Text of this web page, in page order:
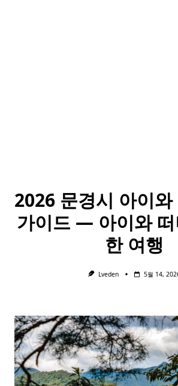
2026 문경시 아이와
가이드 — 아이와 떠
한 여행
Lveden 5월 14,